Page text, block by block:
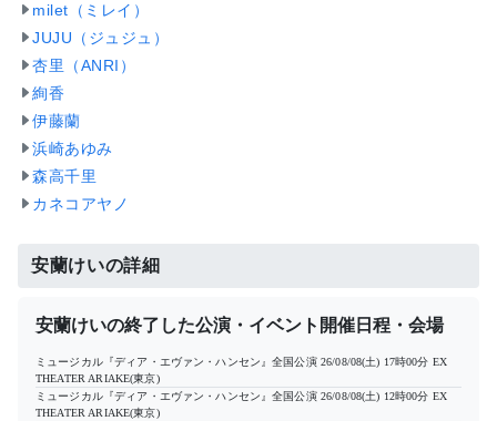
milet（ミレイ）
JUJU（ジュジュ）
杏里（ANRI）
絢香
伊藤蘭
浜崎あゆみ
森高千里
カネコアヤノ
安蘭けいの詳細
安蘭けいの終了した公演・イベント開催日程・会場
ミュージカル『ディア・エヴァン・ハンセン』全国公演 26/08/08(土) 17時00分 EX
THEATER ARIAKE(東京)
ミュージカル『ディア・エヴァン・ハンセン』全国公演 26/08/08(土) 12時00分 EX
THEATER ARIAKE(東京)